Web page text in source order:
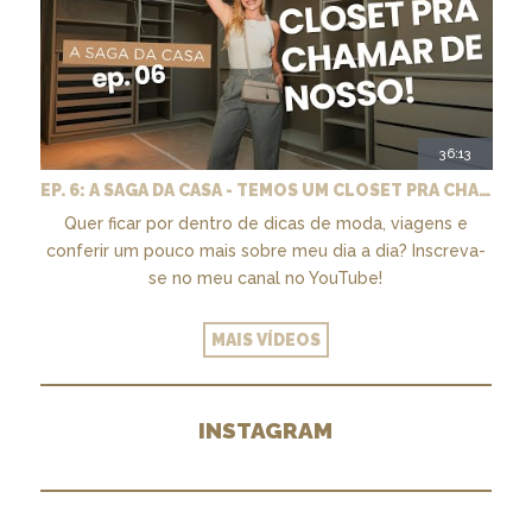
36:13
EP. 6: A SAGA DA CASA - TEMOS UM CLOSET PRA CHAMAR DE NOSSO + MARCENARIA E PAISAGISMO
Quer ficar por dentro de dicas de moda, viagens e
conferir um pouco mais sobre meu dia a dia? Inscreva-
se no meu canal no YouTube!
MAIS VÍDEOS
INSTAGRAM